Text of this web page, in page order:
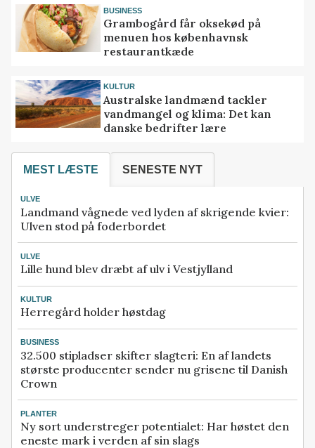
BUSINESS
Grambogård får oksekød på
menuen hos københavnsk
restaurantkæde
KULTUR
Australske landmænd tackler
vandmangel og klima: Det kan
danske bedrifter lære
MEST LÆSTE SENESTE NYT
ULVE
Landmand vågnede ved lyden af skrigende kvier:
Ulven stod på foderbordet
ULVE
Lille hund blev dræbt af ulv i Vestjylland
KULTUR
Herregård holder høstdag
BUSINESS
32.500 stipladser skifter slagteri: En af landets
største producenter sender nu grisene til Danish
Crown
PLANTER
Ny sort understreger potentialet: Har høstet den
eneste mark i verden af sin slags